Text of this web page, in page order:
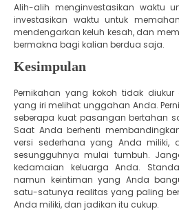
​Alih-alih menginvestasikan waktu
investasikan waktu untuk
mendengarkan keluh kesah, dan
bermakna bagi kalian berdua saja.
​Kesimpulan
​Pernikahan yang kokoh tidak
yang iri melihat unggahan Anda.
seberapa kuat pasangan bertahan
Saat Anda berhenti
versi sederhana yang Anda miliki,
sesungguhnya mulai tumbuh.
kedamaian keluarga Anda.
namun keintiman yang Anda
satu-satunya realitas yang paling
Anda miliki, dan jadikan itu cukup.